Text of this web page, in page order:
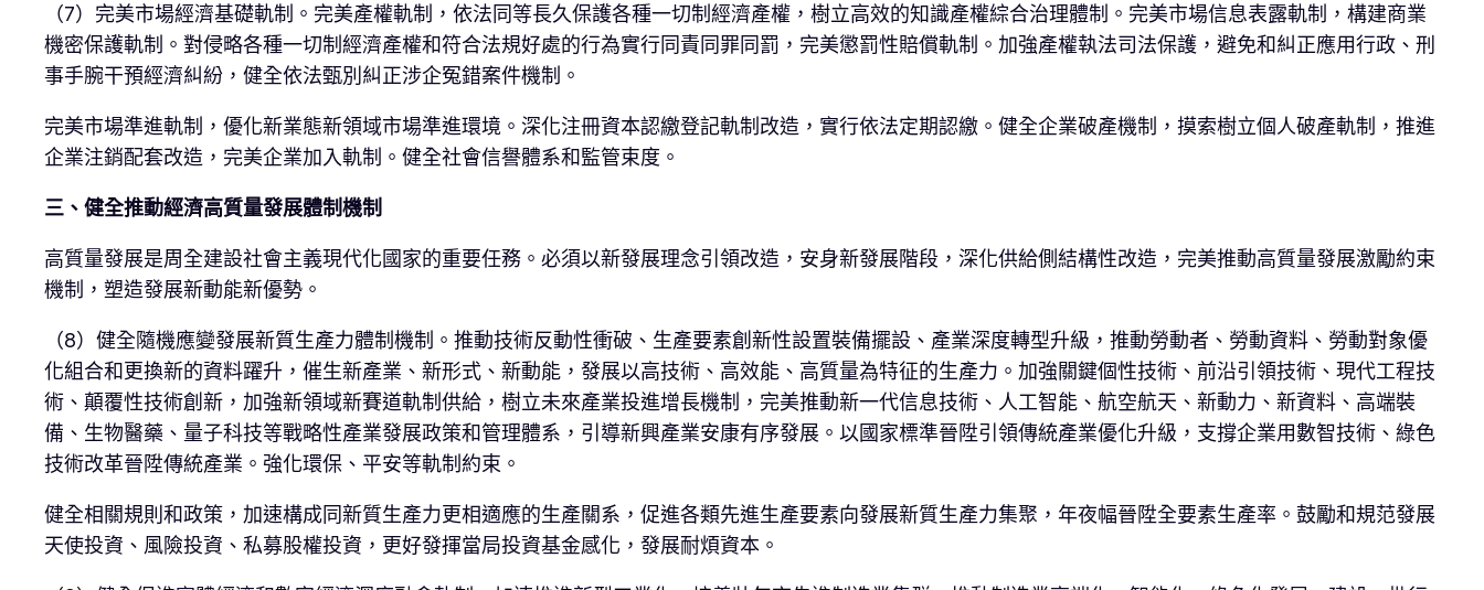
（7）完美市場經濟基礎軌制。完美產權軌制，依法同等長久保護各種一切制經濟產權，樹立高效的知識產權綜合治理體制。完美市場信息表露軌制，構建商業
機密保護軌制。對侵略各種一切制經濟產權和符合法規好處的行為實行同責同罪同罰，完美懲罰性賠償軌制。加強產權執法司法保護，避免和糾正應用行政、刑
事手腕干預經濟糾紛，健全依法甄別糾正涉企冤錯案件機制。
完美市場準進軌制，優化新業態新領域市場準進環境。深化注冊資本認繳登記軌制改造，實行依法定期認繳。健全企業破產機制，摸索樹立個人破產軌制，推進
企業注銷配套改造，完美企業加入軌制。健全社會信譽體系和監管束度。
三、健全推動經濟高質量發展體制機制
高質量發展是周全建設社會主義現代化國家的重要任務。必須以新發展理念引領改造，安身新發展階段，深化供給側結構性改造，完美推動高質量發展激勵約束
機制，塑造發展新動能新優勢。
（8）健全隨機應變發展新質生產力體制機制。推動技術反動性衝破、生產要素創新性設置裝備擺設、產業深度轉型升級，推動勞動者、勞動資料、勞動對象優
化組合和更換新的資料躍升，催生新產業、新形式、新動能，發展以高技術、高效能、高質量為特征的生產力。加強關鍵個性技術、前沿引領技術、現代工程技
術、顛覆性技術創新，加強新領域新賽道軌制供給，樹立未來產業投進增長機制，完美推動新一代信息技術、人工智能、航空航天、新動力、新資料、高端裝
備、生物醫藥、量子科技等戰略性產業發展政策和管理體系，引導新興產業安康有序發展。以國家標準晉陞引領傳統產業優化升級，支撐企業用數智技術、綠色
技術改革晉陞傳統產業。強化環保、平安等軌制約束。
健全相關規則和政策，加速構成同新質生產力更相適應的生產關系，促進各類先進生產要素向發展新質生產力集聚，年夜幅晉陞全要素生產率。鼓勵和規范發展
天使投資、風險投資、私募股權投資，更好發揮當局投資基金感化，發展耐煩資本。